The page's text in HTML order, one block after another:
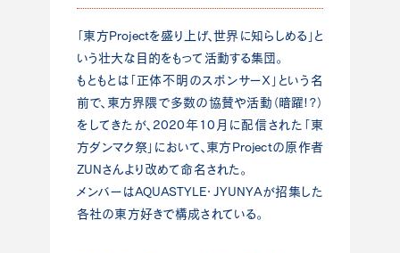
「東方Projectを盛り上げ、世界に知らしめる」と
いう壮大な目的をもって活動する集団。
もともとは「正体不明のスポンサーＸ」という名
前で、東方界隈で多数の協賛や活動（暗躍!?）
をしてきたが、2020年10月に配信された「東
方ダンマク祭」において、東方Projectの原作者
ZUNさんより改めて命名された。
メンバーはAQUASTYLE・JYUNYAが招集した
各社の東方好きで構成されている。